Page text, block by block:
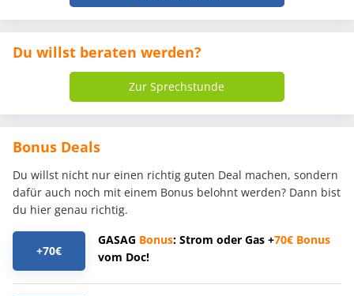
Du willst beraten werden?
Zur Sprechstunde
Bonus Deals
Du willst nicht nur einen richtig guten Deal machen, sondern
dafür auch noch mit einem Bonus belohnt werden? Dann bist
du hier genau richtig.
+70€
GASAG Bonus: Strom oder Gas +70€ Bonus
vom Doc!